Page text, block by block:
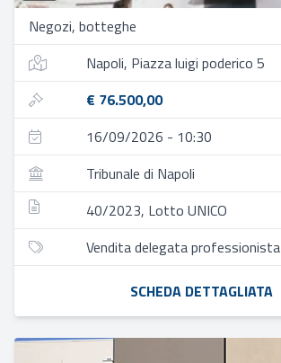
Negozi, botteghe
Napoli, Piazza luigi poderico 5
€ 76.500,00
16/09/2026 - 10:30
Tribunale di Napoli
40/2023, Lotto UNICO
Vendita delegata professionista
SCHEDA DETTAGLIATA